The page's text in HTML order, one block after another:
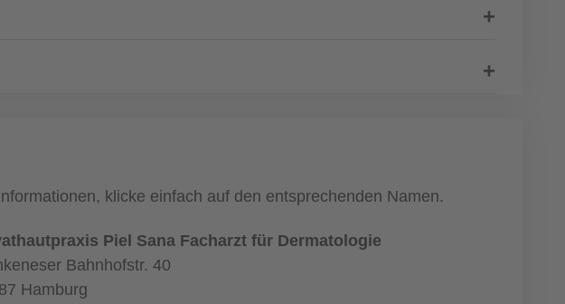
klicke einfach auf den entsprechenden Namen.
Piel Sana Facharzt für Dermatologie
Bahnhofstr. 40
Hamburg